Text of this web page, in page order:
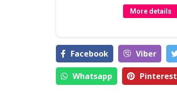
More details
Facebook Viber
Whatsapp Pinterest